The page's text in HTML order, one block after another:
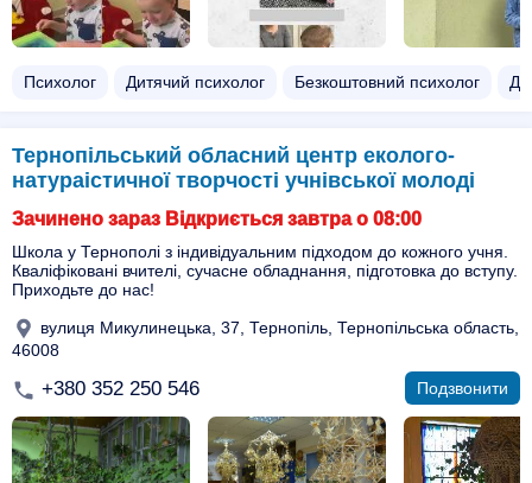
Психолог Дитячий психолог Безкоштовний психолог
Тернопільський обласний центр еколого-
натураістичної творчості учнівської молоді
Зачинено зараз Відкриється завтра о 08:00
Школа у Тернополі з індивідуальним підходом до кожного учня.
Кваліфіковані вчителі, сучасне обладнання, підготовка до вступу.
Приходьте до нас!
вулиця Микулинецька, 37, Тернопіль, Тернопільська область,
46008
+380 352 250 546 Подзвонити